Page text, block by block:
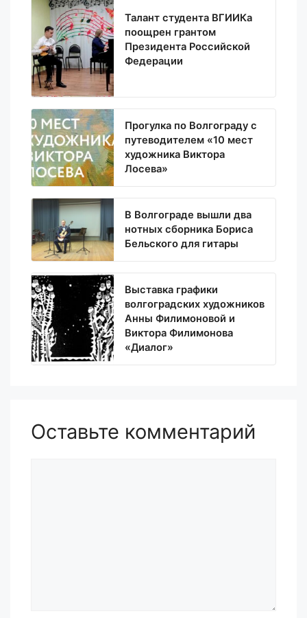
Талант студента ВГИИКа
поощрен грантом
Президента Российской
Федерации
Прогулка по Волгограду с
путеводителем «10 мест
художника Виктора
Лосева»
В Волгограде вышли два
нотных сборника Бориса
Бельского для гитары
Выставка графики
волгоградских художников
Анны Филимоновой и
Виктора Филимонова
«Диалог»
Оставьте комментарий